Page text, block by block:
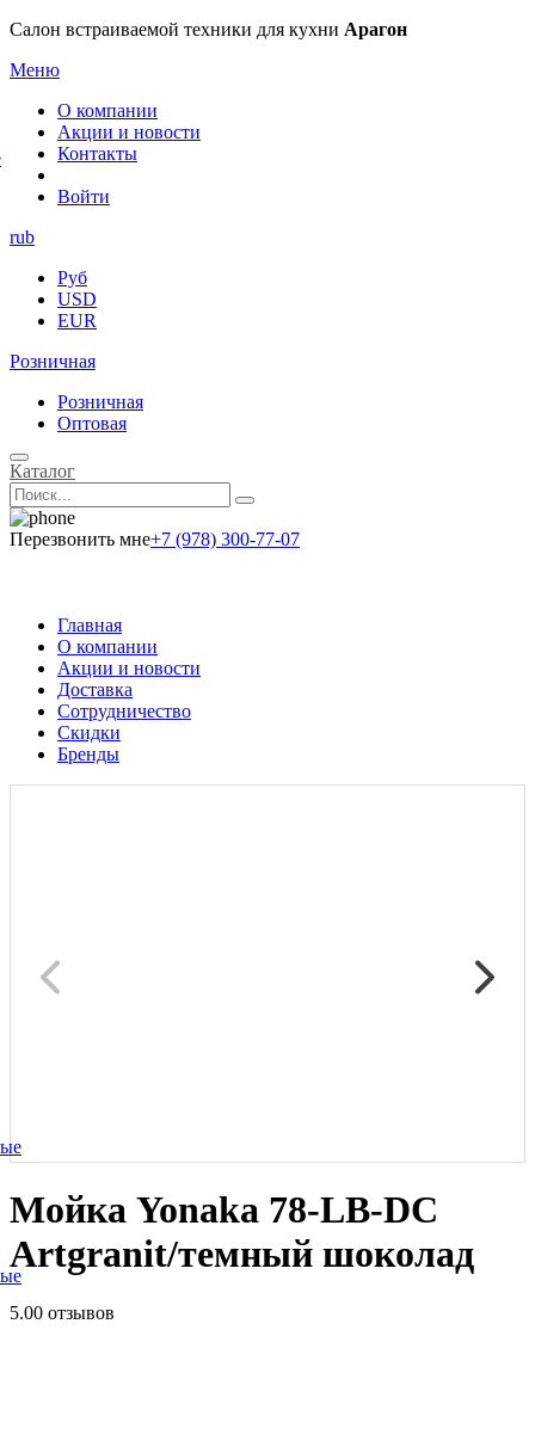
Салон встраиваемой техники для кухни Арагон
Меню
О компании
Акции и новости
Контакты
Войти
rub
Руб
USD
EUR
Розничная
Розничная
Оптовая
Каталог
Перезвонить мне+7 (978) 300-77-07
Главная
О компании
Акции и новости
Доставка
Сотрудничество
Скидки
Бренды
Мойка Yonaka 78-LB-DC
Artgranit/темный шоколад
5.00 отзывов